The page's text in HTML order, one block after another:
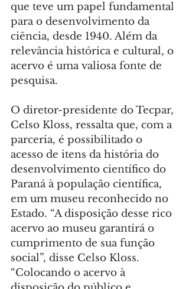
que teve um papel fundamental
para o desenvolvimento da
ciência, desde 1940. Além da
relevância histórica e cultural, o
acervo é uma valiosa fonte de
pesquisa.
O diretor-presidente do Tecpar,
Celso Kloss, ressalta que, com a
parceria, é possibilitado o
acesso de itens da história do
desenvolvimento científico do
Paraná à população científica,
em um museu reconhecido no
Estado. “A disposição desse rico
acervo ao museu garantirá o
cumprimento de sua função
social”, disse Celso Kloss.
“Colocando o acervo à